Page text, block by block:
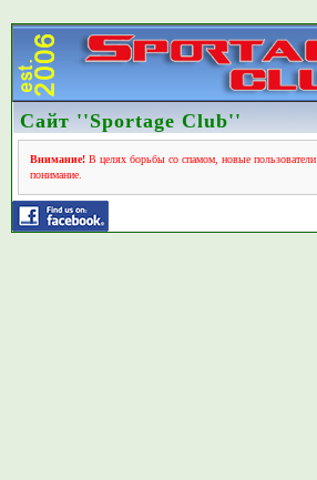
Сайт ''Sportage Club''
Внимание!В целях борьбы со спамом, новые пользователи
понимание.